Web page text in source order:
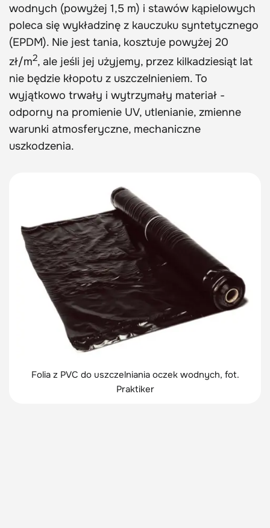
wodnych (powyżej 1,5 m) i stawów kąpielowych
poleca się wykładzinę z kauczuku syntetycznego
(EPDM). Nie jest tania, kosztuje powyżej 20
zł/m2, ale jeśli jej użyjemy, przez kilkadziesiąt lat
nie będzie kłopotu z uszczelnieniem. To
wyjątkowo trwały i wytrzymały materiał -
odporny na promienie UV, utlenianie, zmienne
warunki atmosferyczne, mechaniczne
uszkodzenia.
Folia z PVC do uszczelniania oczek wodnych, fot.
Praktiker